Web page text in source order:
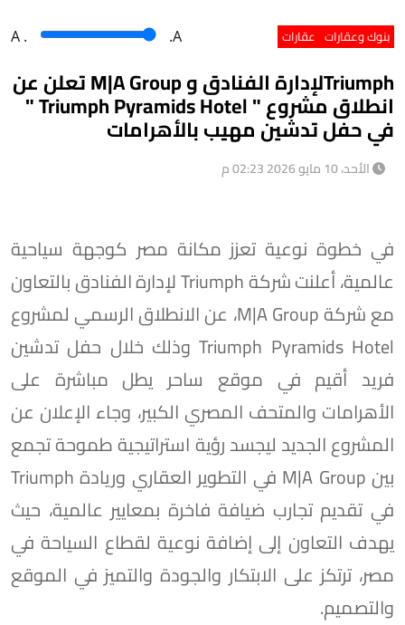
بنوك وعقارات عقارات A . .A
Triumphلإدارة الفنادق و M|A Group تعلن عن
انطلاق مشروع " Triumph Pyramids Hotel "
في حفل تدشين مهيب بالأهرامات
الأحد، 10 مايو 2026 02:23 م
في خطوة نوعية تعزز مكانة مصر كوجهة سياحية
عالمية، أعلنت شركة Triumph لإدارة الفنادق بالتعاون
مع شركة M|A Group، عن الانطلاق الرسمي لمشروع
Triumph Pyramids Hotel وذلك خلال حفل تدشين
فريد أقيم في موقع ساحر يطل مباشرة على
الأهرامات والمتحف المصري الكبير، وجاء الإعلان عن
المشروع الجديد ليجسد رؤية استراتيجية طموحة تجمع
بين M|A Group في التطوير العقاري وريادة Triumph
في تقديم تجارب ضيافة فاخرة بمعايير عالمية، حيث
يهدف التعاون إلى إضافة نوعية لقطاع السياحة في
مصر، ترتكز على الابتكار والجودة والتميز في الموقع
والتصميم.